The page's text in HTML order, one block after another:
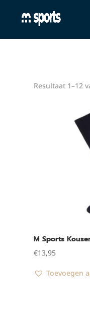
Resultaat 1–12
M Sports
€13,95
Toevoegen